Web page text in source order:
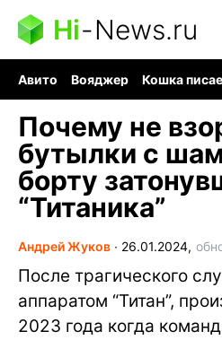
Hi-News.ru
Авито Вояджер Кошка
Почему не
бутылки с
борту
“Титаника”
Андрей Жуков ∙ 26.01.2024,
После трагического
аппаратом “Титан”,
2023 года когда